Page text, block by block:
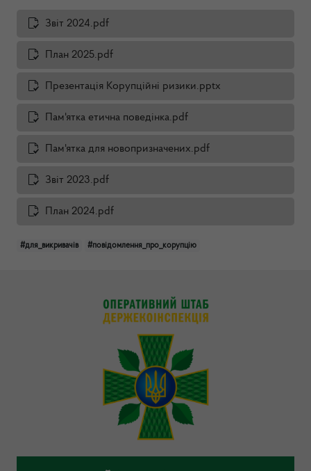
Звіт 2024.pdf
План 2025.pdf
Презентація Корупційні ризики.pptx
Пам'ятка етична поведінка.pdf
Пам'ятка для новопризначених.pdf
Звіт 2023.pdf
План 2024.pdf
#для_викривачів #повідомлення_про_корупцію